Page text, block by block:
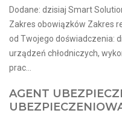
Dodane: dzisiaj Smart
Zakres obowiązków Zakres
od Twojego doświadczenia:
urządzeń chłodniczych,
prac...
AGENT